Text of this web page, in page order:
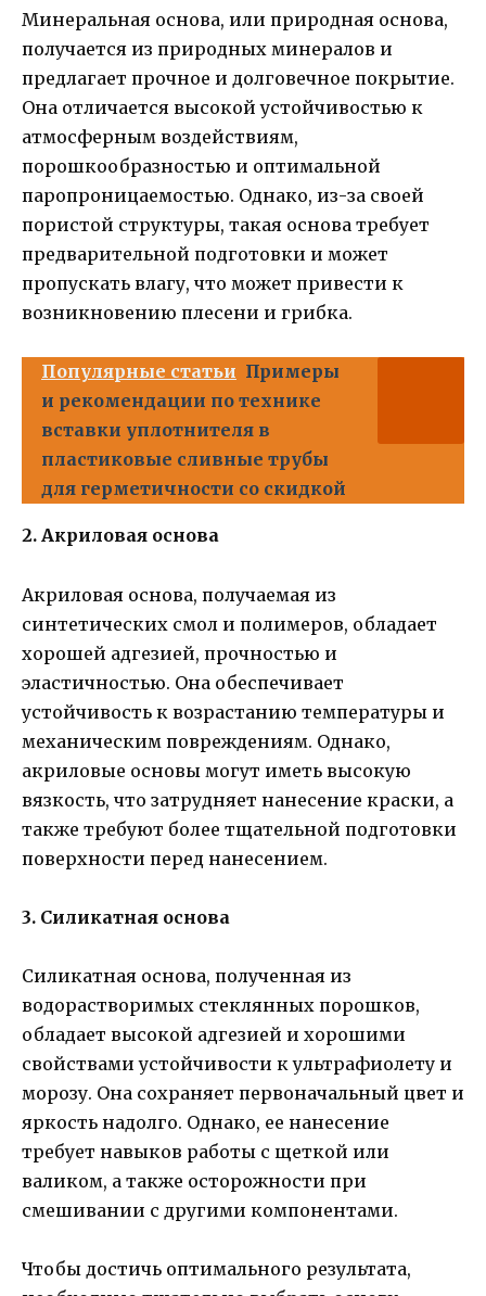
Минеральная основа, или природная основа,
получается из природных минералов и
предлагает прочное и долговечное покрытие.
Она отличается высокой устойчивостью к
атмосферным воздействиям,
порошкообразностью и оптимальной
паропроницаемостью. Однако, из-за своей
пористой структуры, такая основа требует
предварительной подготовки и может
пропускать влагу, что может привести к
возникновению плесени и грибка.
Популярные статьи Примеры
и рекомендации по технике
вставки уплотнителя в
пластиковые сливные трубы
для герметичности со скидкой
2. Акриловая основа
Акриловая основа, получаемая из
синтетических смол и полимеров, обладает
хорошей адгезией, прочностью и
эластичностью. Она обеспечивает
устойчивость к возрастанию температуры и
механическим повреждениям. Однако,
акриловые основы могут иметь высокую
вязкость, что затрудняет нанесение краски, а
также требуют более тщательной подготовки
поверхности перед нанесением.
3. Силикатная основа
Силикатная основа, полученная из
водорастворимых стеклянных порошков,
обладает высокой адгезией и хорошими
свойствами устойчивости к ультрафиолету и
морозу. Она сохраняет первоначальный цвет и
яркость надолго. Однако, ее нанесение
требует навыков работы с щеткой или
валиком, а также осторожности при
смешивании с другими компонентами.
Чтобы достичь оптимального результата,